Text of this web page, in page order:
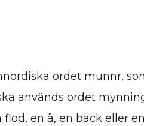
ordet munnr,
används ordet
en å, en bäck eller